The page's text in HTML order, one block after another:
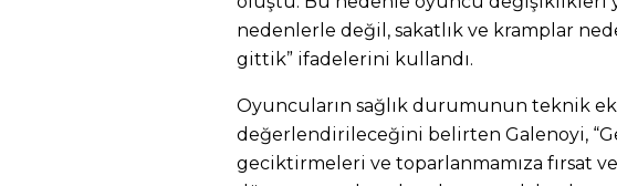
nedenlerle değil, sakatlık ve kramplar
gittik” ifadelerini kullandı.
Oyuncuların sağlık durumunun teknik
değerlendirileceğini belirten Galenoyi,
geciktirmeleri ve toparlanmamıza fırsat